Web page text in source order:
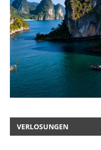
VERLOSUNGEN